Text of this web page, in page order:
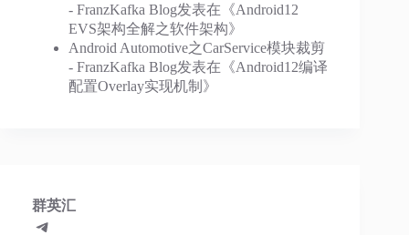
- FranzKafka Blog发表在《Android12
EVS架构全解之软件架构》
Android Automotive之CarService模块裁剪
- FranzKafka Blog发表在《Android12编译
配置Overlay实现机制 》
群英汇
Telegram